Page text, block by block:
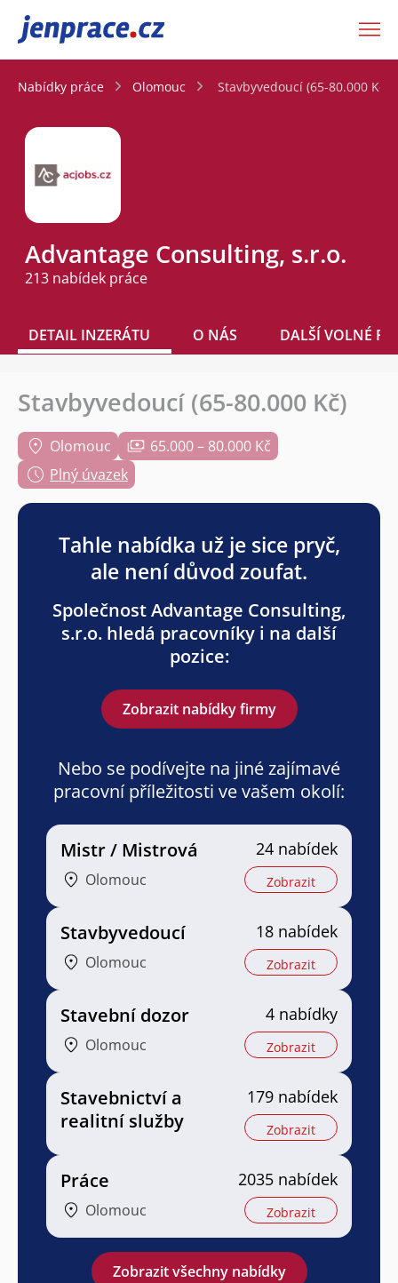
JenPráce.cz
Nabídky práce Olomouc Stavbyvedoucí (65-80.000 Kč)
Advantage Consulting, s.r.o.
213 nabídek práce
DETAIL INZERÁTU O NÁS DALŠÍ VOLNÉ
Stavbyvedoucí (65-80.000 Kč)
Olomouc
65.000 – 80.000 Kč
Plný úvazek
Tahle nabídka už je sice pryč,
ale není důvod zoufat.
Společnost Advantage Consulting,
s.r.o. hledá pracovníky i na další
pozice:
Zobrazit nabídky firmy
Nebo se podívejte na jiné zajímavé
pracovní příležitosti ve vašem okolí:
Mistr / Mistrová
Olomouc
24 nabídek
Zobrazit
Stavbyvedoucí
Olomouc
18 nabídek
Zobrazit
Stavební dozor
Olomouc
4 nabídky
Zobrazit
Stavebnictví a
realitní služby
179 nabídek
Zobrazit
Práce
Olomouc
2035 nabídek
Zobrazit
Zobrazit všechny nabídky